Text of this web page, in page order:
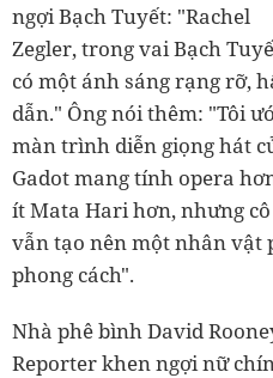
ngợi Bạch Tuyết: "Rachel
Zegler, trong vai Bạch
có một ánh sáng rạng rỡ,
dẫn." Ông nói thêm: "Tôi
màn trình diễn giọng hát
Gadot mang tính opera
ít Mata Hari hơn, nhưng
vẫn tạo nên một nhân vật
phong cách".
Nhà phê bình David
Reporter khen ngợi nữ